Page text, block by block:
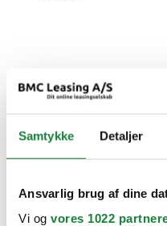
Samtykke Detaljer
Ansvarlig brug af dine
Vi og vores 1022